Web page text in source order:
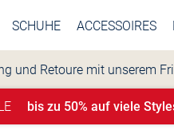
SCHUHE ACCESSOIRES
und Retoure mit unserem
bis zu 50% auf viele